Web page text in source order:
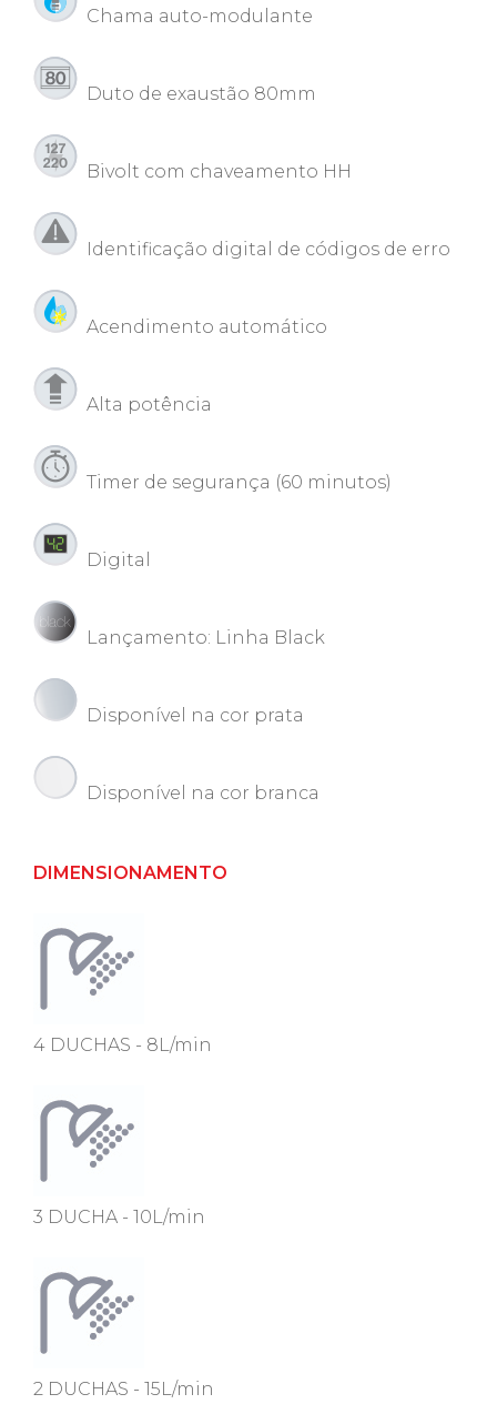
Chama auto-modulante
Duto de exaustão 80mm
Bivolt com chaveamento HH
Identificação digital de códigos de erro
Acendimento automático
Alta potência
Timer de segurança (60 minutos)
Digital
Lançamento: Linha Black
Disponível na cor prata
Disponível na cor branca
DIMENSIONAMENTO
4 DUCHAS - 8L/min
3 DUCHA - 10L/min
2 DUCHAS - 15L/min